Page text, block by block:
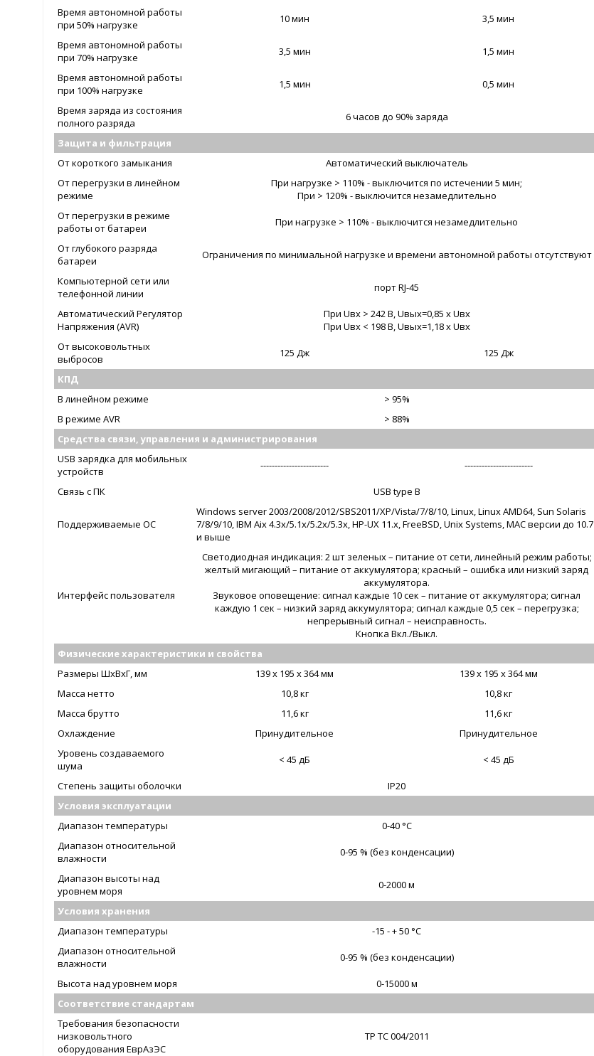
Время автономной работы
при 50% нагрузке
10 мин 3,5 мин
Время автономной работы
при 70% нагрузке
3,5 мин 1,5 мин
Время автономной работы
при 100% нагрузке
1,5 мин 0,5 мин
Время заряда из состояния
полного разряда
6 часов до 90% заряда
Защита и фильтрация
От короткого замыкания
Автоматический выключатель
От перегрузки в линейном
режиме
При нагрузке > 110% - выключится по истечении 5 мин;
При > 120% - выключится незамедлительно
От перегрузки в режиме
работы от батареи
При нагрузке > 110% - выключится незамедлительно
От глубокого разряда
батареи
Ограничения по минимальной нагрузке и времени автономной работы отсутствуют
Компьютерной сети или
телефонной линии
порт RJ-45
Автоматический Регулятор
Напряжения (AVR)
При Uвх > 242 В, Uвых=0,85 x Uвх
При Uвх < 198 В, Uвых=1,18 x Uвх
От высоковольтных
выбросов
125 Дж 125 Дж
КПД
В линейном режиме
> 95%
В режиме AVR
> 88%
Средства связи, управления и администрирования
USB зарядка для мобильных
устройств
------------------------ ------------------------
Связь с ПК USB type B
Поддерживаемые ОС
Windows server 2003/2008/2012/SBS2011/XP/Vista/7/8/10, Linux, Linux AMD64, Sun Solaris
7/8/9/10, IBM Aix 4.3x/5.1x/5.2x/5.3x, HP-UX 11.x, FreeBSD, Unix Systems, MAC версии до 10.7
и выше
Интерфейс пользователя
Светодиодная индикация: 2 шт зеленых – питание от сети, линейный режим работы;
желтый мигающий – питание от аккумулятора; красный – ошибка или низкий заряд
аккумулятора.
Звуковое оповещение: сигнал каждые 10 сек – питание от аккумулятора; сигнал
каждую 1 сек – низкий заряд аккумулятора; сигнал каждые 0,5 сек – перегрузка;
непрерывный сигнал – неисправность.
Кнопка Вкл./Выкл.
Физические характеристики и свойства
Размеры ШxВxГ, мм
139 x 195 х 364 мм
139 x 195 х 364 мм
Масса нетто
10,8 кг
10,8 кг
Масса брутто
11,6 кг
11,6 кг
Охлаждение
Принудительное
Принудительное
Уровень создаваемого
шума
< 45 дБ < 45 дБ
Степень защиты оболочки
IP20
Условия эксплуатации
Диапазон температуры
0-40 °C
Диапазон относительной
влажности
0-95 % (без конденсации)
Диапазон высоты над
уровнем моря
0-2000 м
Условия хранения
Диапазон температуры
-15 - + 50 °C
Диапазон относительной
влажности
0-95 % (без конденсации)
Высота над уровнем моря
0-15000 м
Соответствие стандартам
Требования безопасности
низковольтного
оборудования ЕврАзЭС
ТР ТС 004/2011